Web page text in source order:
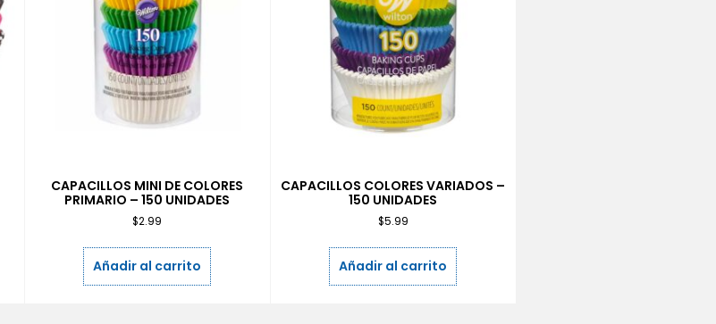
CAPACILLOS MINI DE COLORES
PRIMARIO – 150 UNIDADES
$2.99
Añadir al carrito
CAPACILLOS COLORES VARIADOS –
150 UNIDADES
$5.99
Añadir al carrito